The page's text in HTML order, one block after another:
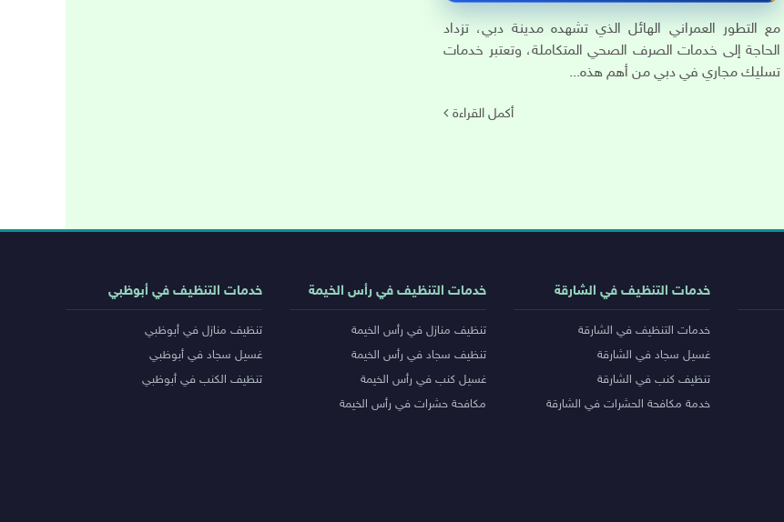
مع التطور العمراني الهائل الذي تشهده مدينة دبي، تزداد
الحاجة إلى خدمات الصرف الصحي المتكاملة، وتعتبر خدمات
تسليك مجاري في دبي من أهم هذه...
أكمل القراءة
خدمات التنظيف في الشارقة
خدمات التنظيف في الشارقة
غسيل سجاد في الشارقة
تنظيف كنب في الشارقة
خدمة مكافحة الحشرات في الشارقة
خدمات التنظيف في رأس الخيمة
تنظيف منازل في رأس الخيمة
تنظيف سجاد في رأس الخيمة
غسيل كنب في رأس الخيمة
مكافحة حشرات في رأس الخيمة
خدمات التنظيف في أبوظبي
تنظيف منازل في أبوظبي
غسيل سجاد في أبوظبي
تنظيف الكنب في أبوظبي